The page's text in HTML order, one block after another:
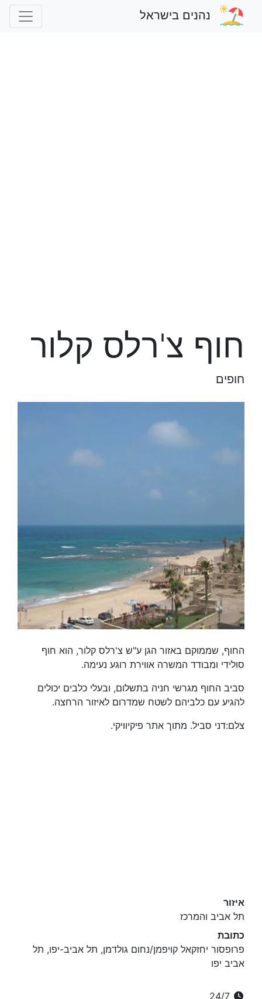
נהנים בישראל
חוף צ'רלס קלור
חופים
החוף, שממוקם באזור הגן ע"ש צ'רלס קלור, הוא חוף
סולידי ומבודד המשרה אווירת רוגע נעימה.
סביב החוף מגרשי חניה בתשלום, ובעלי כלבים יכולים
להגיע עם כלביהם לשטח שמדרום לאיזור הרחצה.
צלם:דני סביל. מתוך אתר פיקיוויקי.
איזור
תל אביב והמרכז
כתובת
פרופסור יחזקאל קויפמן/נחום גולדמן, תל אביב-יפו, תל
אביב יפו